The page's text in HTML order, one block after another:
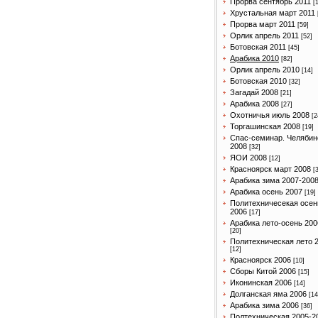
Хрустальная март 2011
Прорва март 2011 [59]
Орлик апрель 2011 [52]
Ботовская 2011 [45]
Арабика 2010 [82]
Орлик апрель 2010 [14]
Ботовская 2010 [32]
Загадай 2008 [21]
Арабика 2008 [27]
Охотничья июль 2008
Торгашинская 2008 [19]
Спас-семинар.
2008 [32]
ЯОИ 2008 [12]
Красноярск март 2008
Арабика зима 2007-2008
Арабика осень 2007 [19]
Политехничесекая
2006 [17]
Арабика лето-осень
[20]
Политехническая лето
[12]
Красноярск 2006 [10]
Сборы Китой 2006 [15]
Иконинская 2006 [14]
Долганская яма 2006 [14]
Арабика зима 2006 [36]